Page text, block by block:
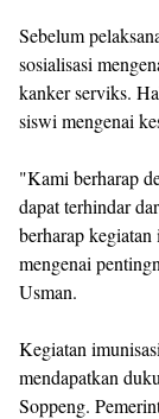
Sebelum
sosialisasi
kanker serviks.
siswi mengenai
"Kami berharap
dapat terhindar
berharap
mengenai
Usman.
Kegiatan
mendapatkan
Soppeng.